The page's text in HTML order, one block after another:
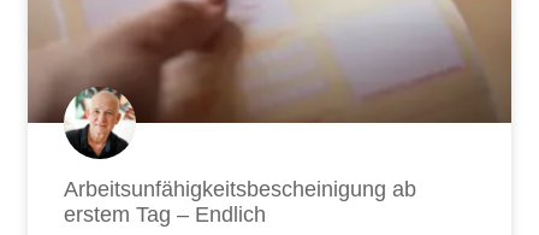
Arbeitsunfähigkeitsbescheinigung ab
erstem Tag – Endlich